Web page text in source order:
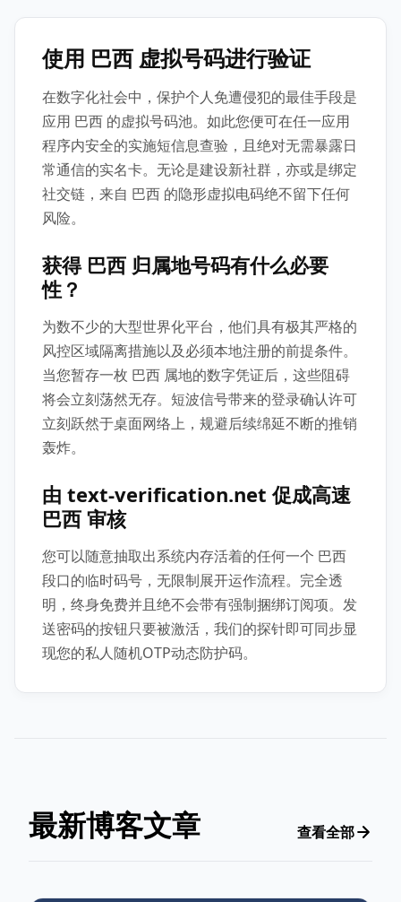
使用 巴西 虚拟号码进行验证
在数字化社会中，保护个人免遭侵犯的最佳手段是
应用 巴西 的虚拟号码池。如此您便可在任一应用
程序内安全的实施短信息查验，且绝对无需暴露日
常通信的实名卡。无论是建设新社群，亦或是绑定
社交链，来自 巴西 的隐形虚拟电码绝不留下任何
风险。
获得 巴西 归属地号码有什么必要
性？
为数不少的大型世界化平台，他们具有极其严格的
风控区域隔离措施以及必须本地注册的前提条件。
当您暂存一枚 巴西 属地的数字凭证后，这些阻碍
将会立刻荡然无存。短波信号带来的登录确认许可
立刻跃然于桌面网络上，规避后续绵延不断的推销
轰炸。
由 text-verification.net 促成高速
巴西 审核
您可以随意抽取出系统内存活着的任何一个 巴西
段口的临时码号，无限制展开运作流程。完全透
明，终身免费并且绝不会带有强制捆绑订阅项。发
送密码的按钮只要被激活，我们的探针即可同步显
现您的私人随机OTP动态防护码。
最新博客文章 查看全部